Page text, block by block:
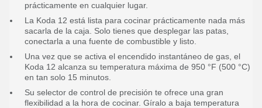
prácticamente en cualquier lugar.
La Koda 12 está lista para cocinar prácticamente nada más
sacarla de la caja. Solo tienes que desplegar las patas,
conectarla a una fuente de combustible y listo.
Una vez que se activa el encendido instantáneo de gas, el
Koda 12 alcanza su temperatura máxima de 950 °F (500 °C)
en tan solo 15 minutos.
Su selector de control de precisión te ofrece una gran
flexibilidad a la hora de cocinar. Gíralo a baja temperatura